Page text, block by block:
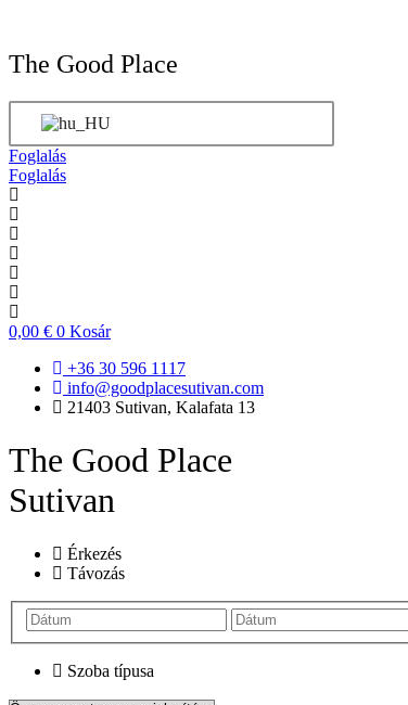
The Good Place
Foglalás
Foglalás
0,00 € 0 Kosár
+36 30 596 1117
info@goodplacesutivan.com
21403 Sutivan, Kalafata 13
The Good Place
Sutivan
Érkezés
Távozás
Szoba típusa